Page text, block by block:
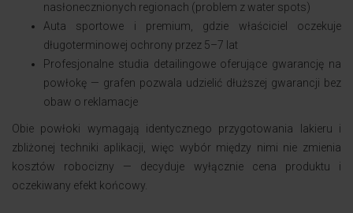
nasłonecznionych regionach (problem z water spots)
Auta sportowe i premium, gdzie właściciel oczekuje
długoterminowej ochrony przez 5–7 lat
Profesjonalne studia detailingowe oferujące gwarancję na
powłokę — grafen pozwala udzielić dłuższej gwarancji bez
obaw o reklamacje
Obie powłoki wymagają identycznego przygotowania lakieru i
zbliżonej techniki aplikacji, więc wybór między nimi nie zmienia
kosztów robocizny — decyduje wyłącznie cena produktu i
oczekiwany efekt końcowy.